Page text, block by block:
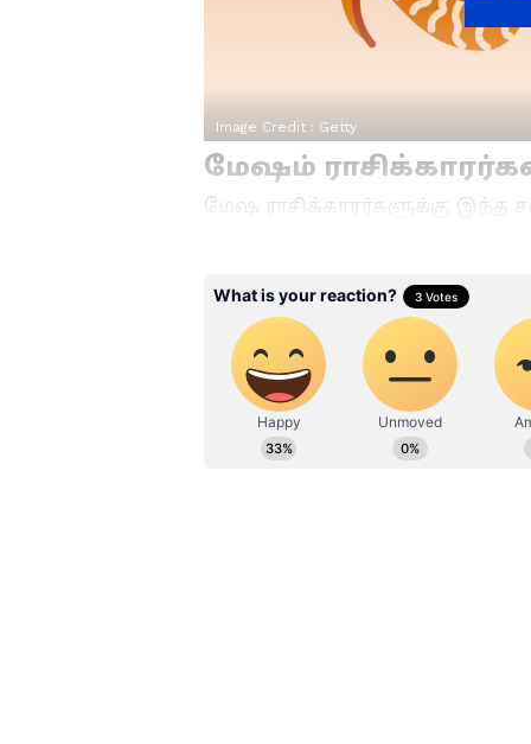
Image Credit : Getty
மேஷம்
மேஷ ராசிக்காரர்களுக்கு
அழுத்தமான சூழல்
ஏற்பட வாய்ப்பு இருப்பதால்
பாதிப்புகள் காரணமாக
அறிவுறுத்துகின்றனர்.